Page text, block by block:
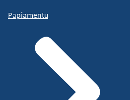
Papiamentu